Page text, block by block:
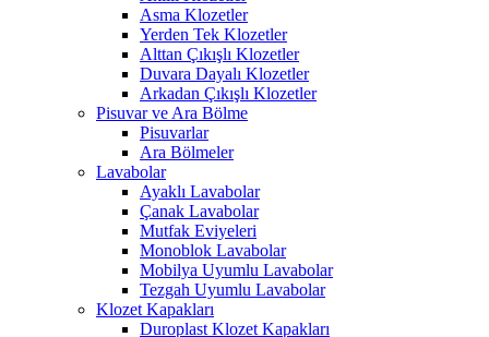
Asma Klozetler
Yerden Tek Klozetler
Alttan Çıkışlı Klozetler
Duvara Dayalı Klozetler
Arkadan Çıkışlı Klozetler
Pisuvar ve Ara Bölme
Pisuvarlar
Ara Bölmeler
Lavabolar
Ayaklı Lavabolar
Çanak Lavabolar
Mutfak Eviyeleri
Monoblok Lavabolar
Mobilya Uyumlu Lavabolar
Tezgah Uyumlu Lavabolar
Klozet Kapakları
Duroplast Klozet Kapakları